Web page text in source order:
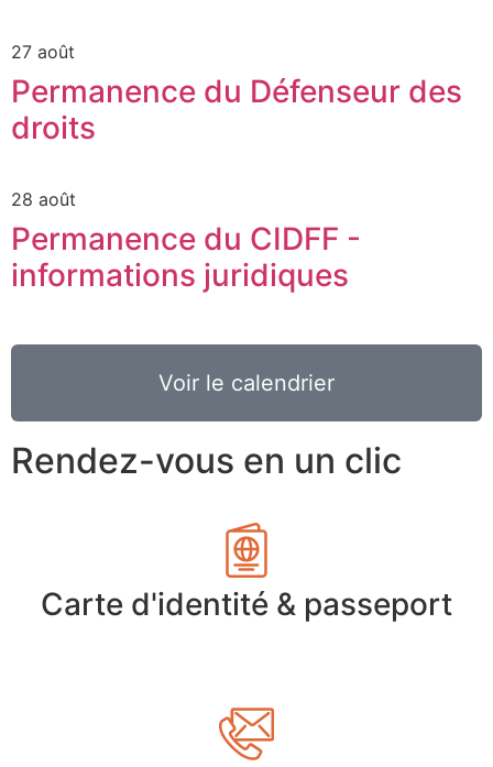
27 août
Permanence du Défenseur des
droits
28 août
Permanence du CIDFF -
informations juridiques
Voir le calendrier
Rendez-vous en un clic
Carte d'identité & passeport